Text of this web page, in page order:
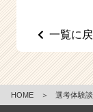
一覧に
HOME ＞ 選考体験談